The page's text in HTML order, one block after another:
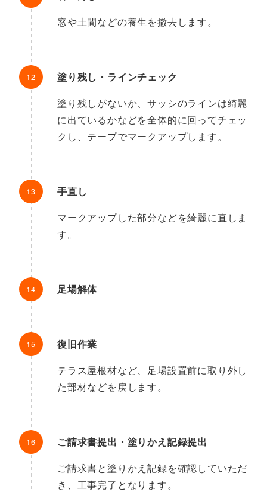
窓や土間などの養生を撤去します。
塗り残し・ラインチェック
塗り残しがないか、サッシのラインは綺麗
に出ているかなどを全体的に回ってチェッ
クし、テープでマークアップします。
手直し
マークアップした部分などを綺麗に直しま
す。
足場解体
復旧作業
テラス屋根材など、足場設置前に取り外し
た部材などを戻します。
ご請求書提出・塗りかえ記録提出
ご請求書と塗りかえ記録を確認していただ
き、工事完了となります。